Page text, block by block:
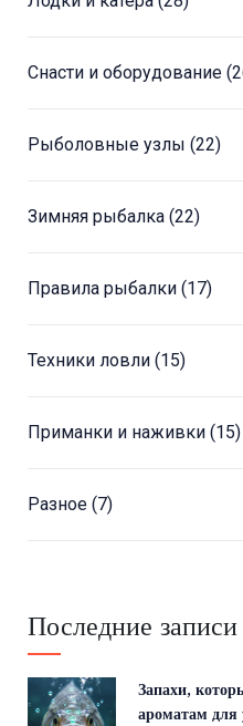
Снасти и оборудование
Рыболовные узлы (22)
Зимняя рыбалка (22)
Правила рыбалки (17)
Техники ловли (15)
Приманки и наживки (15)
Разное (7)
Последние записи
Запахи,
ароматам для